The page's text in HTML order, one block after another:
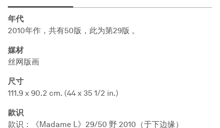
年代
2010年作，共有50版，此为第29版 。
媒材
丝网版画
尺寸
111.9 x 90.2 cm. (44 x 35 1/2 in.)
款识
款识：《Madame L》29/50 野 2010（于下边缘）